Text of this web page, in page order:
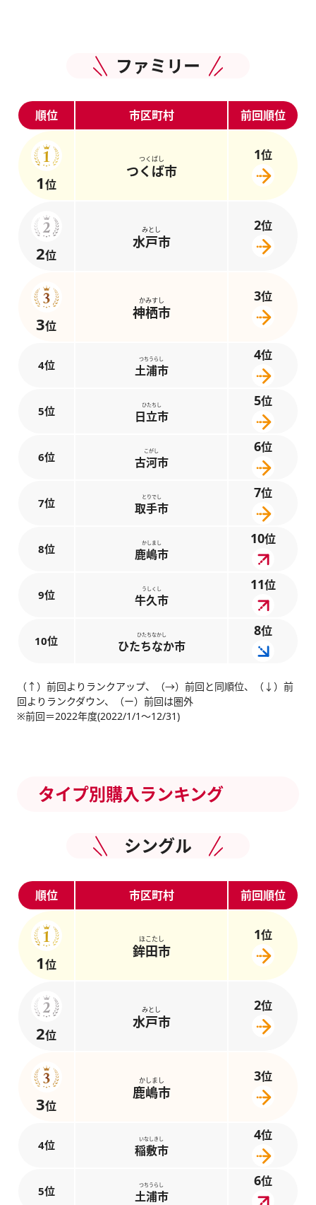
ファミリー
順位 市区町村 前回順位
1位
つくばし
つくば市
1位
2位
みとし
水戸市
2位
3位
かみすし
神栖市
3位
4位 つちうらし
土浦市
4位
5位 ひたちし
日立市
5位
6位 こがし
古河市
6位
7位 とりでし
取手市
7位
8位 かしまし
鹿嶋市
10位
9位 うしくし
牛久市
11位
10位 ひたちなかし
ひたちなか市
8位
（↑）前回よりランクアップ、（→）前回と同順位、（↓）前
回よりランクダウン、（ー）前回は圏外
※前回＝2022年度(2022/1/1～12/31)
タイプ別購入ランキング
シングル
順位 市区町村 前回順位
1位
ほこたし
鉾田市
1位
2位
みとし
水戸市
2位
3位
かしまし
鹿嶋市
3位
4位 いなしきし
稲敷市
4位
5位 つちうらし
土浦市
6位